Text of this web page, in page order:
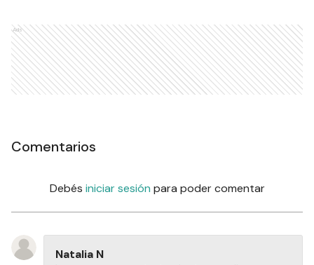
Ads
Comentarios
Debés iniciar sesión para poder comentar
Natalia N